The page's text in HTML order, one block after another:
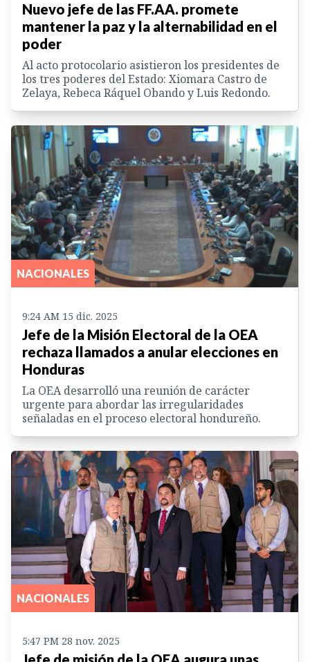
Nuevo jefe de las FF.AA. promete
mantener la paz y la alternabilidad en el
poder
Al acto protocolario asistieron los presidentes de
los tres poderes del Estado: Xiomara Castro de
Zelaya, Rebeca Ráquel Obando y Luis Redondo.
NACIONALES
9:24 AM 15 dic. 2025
Jefe de la Misión Electoral de la OEA
rechaza llamados a anular elecciones en
Honduras
La OEA desarrolló una reunión de carácter
urgente para abordar las irregularidades
señaladas en el proceso electoral hondureño.
NACIONALES
5:47 PM 28 nov. 2025